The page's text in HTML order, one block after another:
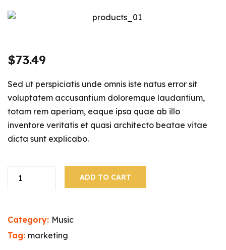
$73.49
Sed ut perspiciatis unde omnis iste natus error sit
voluptatem accusantium doloremque laudantium,
totam rem aperiam, eaque ipsa quae ab illo
inventore veritatis et quasi architecto beatae vitae
dicta sunt explicabo.
ADD TO CART
Category: Music
Tag: marketing